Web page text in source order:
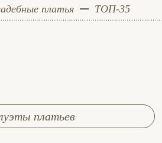
платья ТОП-35
платьев